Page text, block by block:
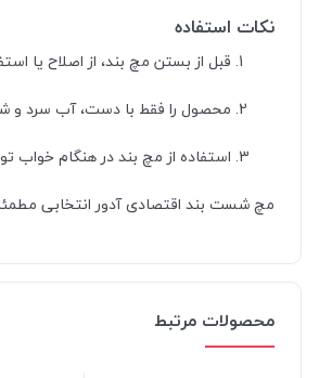
نکات استفاده
قبل از بستن مچ بند، از اصلاح یا
محصول را فقط با دست، آب سرد و
استفاده از مچ بند در هنگام خواب
مچ شست بند اقتصادی آدور انتخابی
محصولات مرتبط